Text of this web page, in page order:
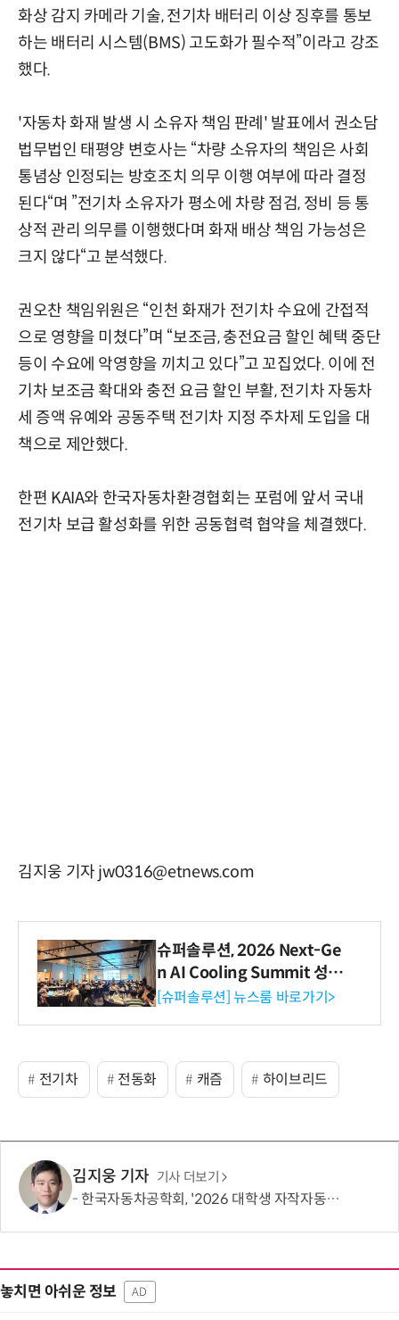
화상 감지 카메라 기술, 전기차 배터리 이상 징후를 통보
하는 배터리 시스템(BMS) 고도화가 필수적”이라고 강조
했다.
'자동차 화재 발생 시 소유자 책임 판례' 발표에서 권소담
법무법인 태평양 변호사는 “차량 소유자의 책임은 사회
통념상 인정되는 방호조치 의무 이행 여부에 따라 결정
된다“며 ”전기차 소유자가 평소에 차량 점검, 정비 등 통
상적 관리 의무를 이행했다며 화재 배상 책임 가능성은
크지 않다“고 분석했다.
권오찬 책임위원은 “인천 화재가 전기차 수요에 간접적
으로 영향을 미쳤다”며 “보조금, 충전요금 할인 혜택 중단
등이 수요에 악영향을 끼치고 있다”고 꼬집었다. 이에 전
기차 보조금 확대와 충전 요금 할인 부활, 전기차 자동차
세 증액 유예와 공동주택 전기차 지정 주차제 도입을 대
책으로 제안했다.
한편 KAIA와 한국자동차환경협회는 포럼에 앞서 국내
전기차 보급 활성화를 위한 공동협력 협약을 체결했다.
김지웅 기자 jw0316@etnews.com
슈퍼솔루션, 2026 Next-Ge
n AI Cooling Summit 성황
리 성료
[슈퍼솔루션] 뉴스룸 바로가기>
전기차 전동화 캐즘 하이브리드
김지웅 기자 기사 더보기
한국자동차공학회, '2026 대학생 자작자동차대회 포뮬러 부문' 개최
놓치면 아쉬운 정보 AD